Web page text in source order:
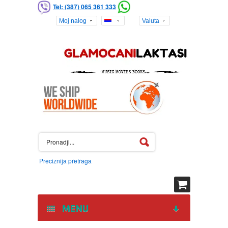
Tel: (387) 065 361 333
Moj nalog Valuta
Preciznija pretraga
MENU